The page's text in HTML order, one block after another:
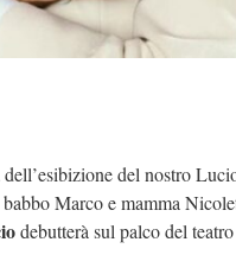
del nostro
Marco e mamma
debutterà sul palco del teatro